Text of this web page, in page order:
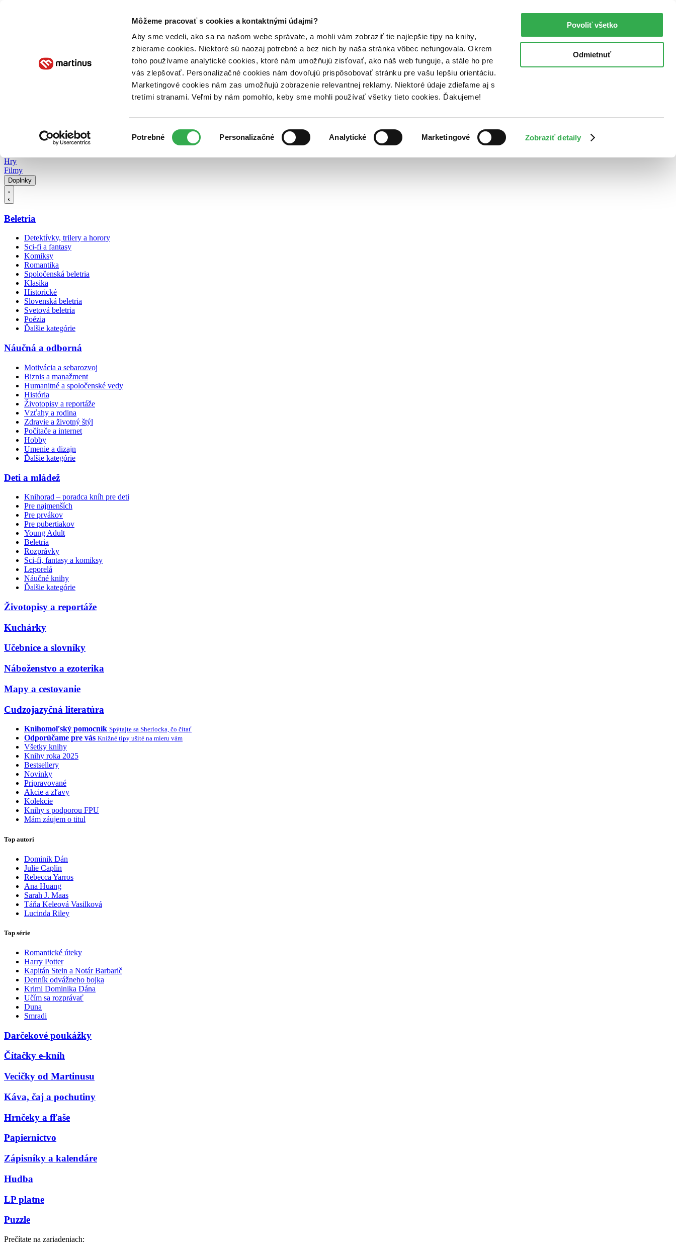
Môžeme pracovať s cookies a kontaktnými údajmi?
Aby sme vedeli, ako sa na našom webe správate, a mohli vám zobraziť tie najlepšie tipy na knihy,
zbierame cookies. Niektoré sú naozaj potrebné a bez nich by naša stránka vôbec nefungovala. Okrem
toho používame analytické cookies, ktoré nám umožňujú zisťovať, ako náš web funguje, a stále ho pre
vás zlepšovať. Personalizačné cookies nám dovoľujú prispôsobovať stránku pre vašu lepšiu orientáciu.
Marketingové cookies nám zas umožňujú zobrazenie relevantnej reklamy. Niektoré údaje zdieľame aj s
tretími stranami. Veľmi by nám pomohlo, keby sme mohli používať všetky tieto cookies. Ďakujeme!
súhlasu
Potrebné Personalizačné Analytické Marketingové Zobraziť detaily
Povoliť všetko
Odmietnuť
Poukážky Kontakt
Hry
Filmy
Doplnky
Beletria
Detektívky, trilery a horory
Sci-fi a fantasy
Komiksy
Romantika
Spoločenská beletria
Klasika
Historické
Slovenská beletria
Svetová beletria
Poézia
Ďalšie kategórie
Náučná a odborná
Motivácia a sebarozvoj
Biznis a manažment
Humanitné a spoločenské vedy
História
Životopisy a reportáže
Vzťahy a rodina
Zdravie a životný štýl
Počítače a internet
Hobby
Umenie a dizajn
Ďalšie kategórie
Deti a mládež
Knihorad – poradca kníh pre deti
Pre najmenších
Pre prvákov
Pre pubertiakov
Young Adult
Beletria
Rozprávky
Sci-fi, fantasy a komiksy
Leporelá
Náučné knihy
Ďalšie kategórie
Životopisy a reportáže
Kuchárky
Učebnice a slovníky
Náboženstvo a ezoterika
Mapy a cestovanie
Cudzojazyčná literatúra
Knihomoľský pomocník Spýtajte sa Sherlocka, čo čítať
Odporúčame pre vás Knižné tipy ušité na mieru vám
Všetky knihy
Knihy roka 2025
Bestsellery
Novinky
Pripravované
Akcie a zľavy
Kolekcie
Knihy s podporou FPU
Mám záujem o titul
Top autori
Dominik Dán
Julie Caplin
Rebecca Yarros
Ana Huang
Sarah J. Maas
Táňa Keleová Vasilková
Lucinda Riley
Top série
Romantické úteky
Harry Potter
Kapitán Stein a Notár Barbarič
Denník odvážneho bojka
Krimi Dominika Dána
Učím sa rozprávať
Duna
Smradi
Darčekové poukážky
Čítačky e-kníh
Vecičky od Martinusu
Káva, čaj a pochutiny
Hrnčeky a fľaše
Papiernictvo
Zápisníky a kalendáre
Hudba
LP platne
Puzzle
Prečítate na zariadeniach: